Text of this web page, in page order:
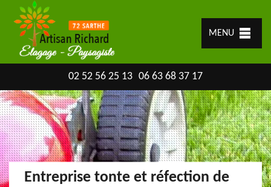
MENU
02 52 56 25 13 06 63 68 37 17
Entreprise tonte et réfection de